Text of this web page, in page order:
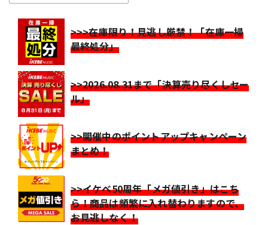
>>>在庫限り！見逃し厳禁！「在庫一掃
最終処分」
>>2026.08.31まで「決算売り尽くしセー
ル」
>>開催中のポイントアップキャンペーン
まとめ！
>>イケベ50周年「メガ値引き」はこち
ら！商品は頻繁に入れ替わりますので、
お見逃しなく！